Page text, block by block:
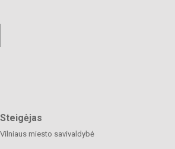
Steigėjas
Vilniaus miesto savivaldybė